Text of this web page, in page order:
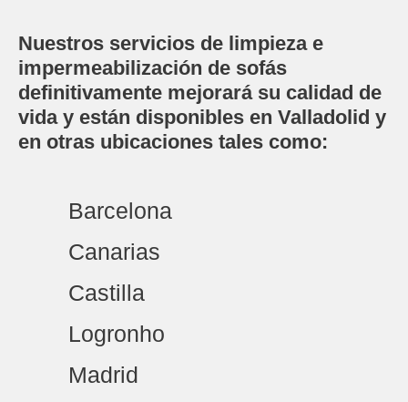
Nuestros servicios de limpieza e
impermeabilización de sofás
definitivamente mejorará su calidad de
vida y están disponibles en Valladolid y
en otras ubicaciones tales como:
Barcelona
Canarias
Castilla
Logronho
Madrid